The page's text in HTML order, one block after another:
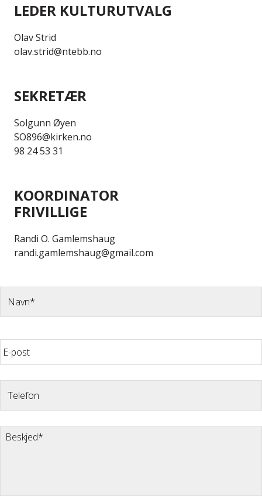
LEDER KULTURUTVALG
Olav Strid
olav.strid@ntebb.no
SEKRETÆR
Solgunn Øyen
SO896@kirken.no
98 24 53 31
KOORDINATOR
FRIVILLIGE
Randi O. Gamlemshaug
randi.gamlemshaug@gmail.com